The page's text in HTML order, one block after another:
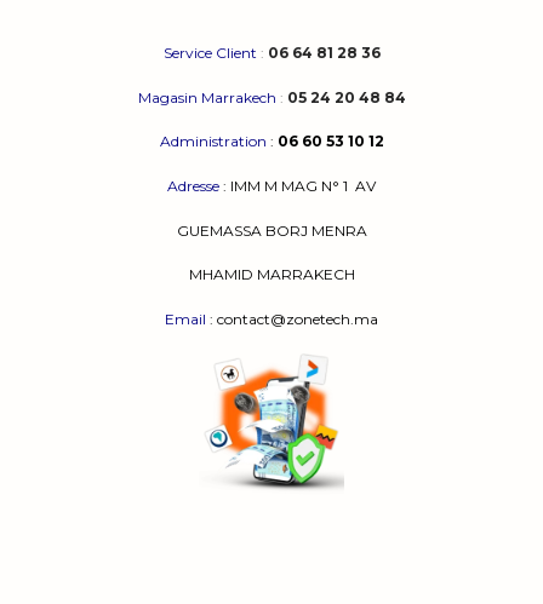
produit
Service Client : 06 64 81 28 36
Magasin Marrakech : 05 24 20 48 84
Administration : 06 60 53 10 12
Adresse : IMM M MAG N° 1 AV
GUEMASSA BORJ MENRA
MHAMID MARRAKECH
Email : contact@zonetech.ma